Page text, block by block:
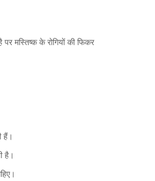
मस्तिष्क के रोगियों की फिकर
हैं।
है।